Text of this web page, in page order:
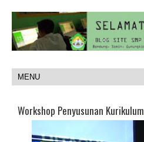
Workshop Penyusunan Kurikulum